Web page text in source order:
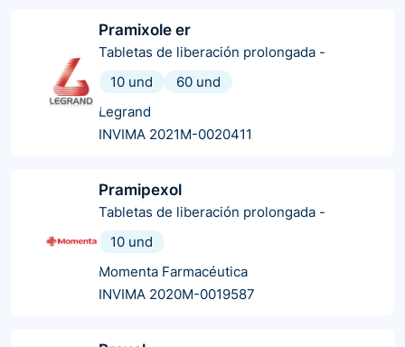
Pramixole er
Tabletas de liberación prolongada -
10 und
60 und
Legrand
INVIMA 2021M-0020411
Pramipexol
Tabletas de liberación prolongada -
10 und
Momenta Farmacéutica
INVIMA 2020M-0019587